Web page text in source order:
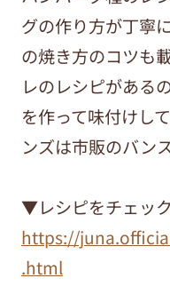
グの作り方が丁寧
の焼き方のコツも
レのレシピがある
を作って味付けし
ンズは市販のバン
▼レシピをチェッ
https://
.html